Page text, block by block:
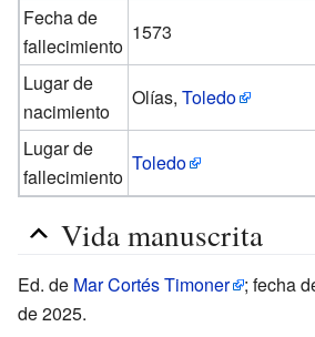
Fecha de
fallecimiento
1573
Lugar de
nacimiento
Olías,Toledo
Lugar de
fallecimiento
Toledo
Vida manuscrita
Ed. de Mar Cortés Timoner
; fecha
de 2025.